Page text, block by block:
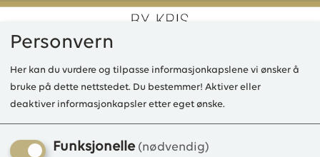
0
VE 3 Wick Tin Candle,
Prosecco Berries
Personvern
Her kan du vurdere og tilpasse informasjonkapslene vi ønsker å
bruke på dette nettstedet. Du bestemmer! Aktiver eller
deaktiver informasjonkapsler etter eget ønske.
Funksjonelle (nødvendig)